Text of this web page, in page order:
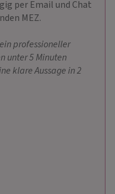
per Email und Chat
MEZ.
professioneller
unter 5 Minuten
klare Aussage in 2